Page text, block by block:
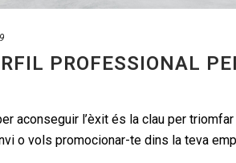
PROFESSIONAL
aconseguir l’èxit és la clau per triomfar
o vols promocionar-te dins la teva